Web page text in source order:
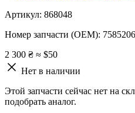
Артикул: 868048
Номер запчасти (OEM):
2 300 ₴ ≈ $50
Нет в наличии
Этой запчасти сейчас нет на
подобрать аналог.